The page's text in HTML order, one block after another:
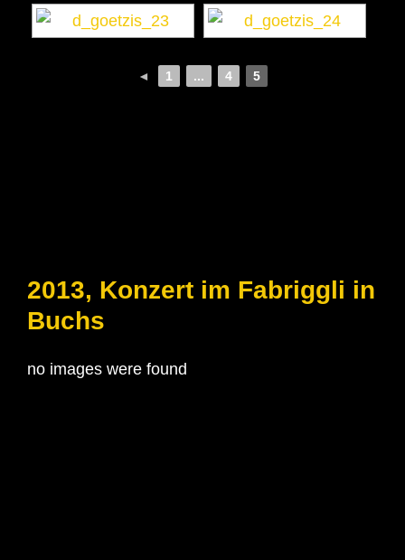
◄ 1 ... 4 5
2013, Konzert im Fabriggli in
Buchs
no images were found